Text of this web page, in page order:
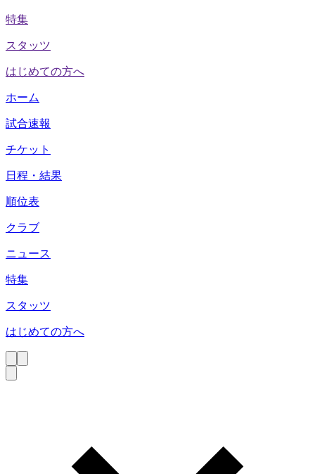
特集
スタッツ
はじめての方へ
ホーム
試合速報
チケット
日程・結果
順位表
クラブ
ニュース
特集
スタッツ
はじめての方へ